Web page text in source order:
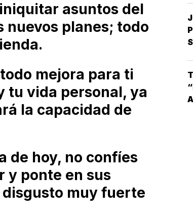
asuntos del
nuevos planes; todo
mejora para ti
tu vida personal, ya
la capacidad de
de hoy, no confíes
y ponte en sus
disgusto muy fuerte